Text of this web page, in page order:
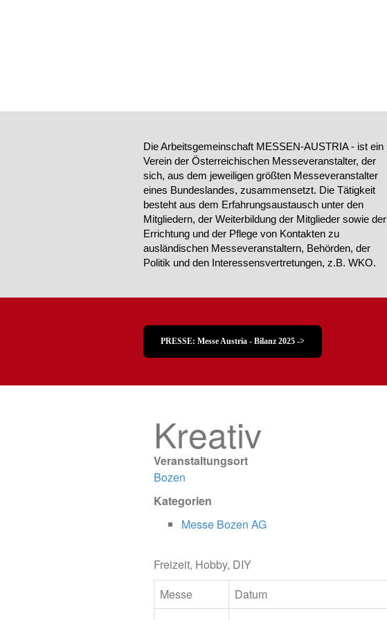
Die Arbeitsgemeinschaft MESSEN-AUSTRIA - ist ein
Verein der Österreichischen Messeveranstalter, der
sich, aus dem jeweiligen größten Messeveranstalter
eines Bundeslandes, zusammensetzt. Die Tätigkeit
besteht aus dem Erfahrungsaustausch unter den
Mitgliedern, der Weiterbildung der Mitglieder sowie der
Errichtung und der Pflege von Kontakten zu
ausländischen Messeveranstaltern, Behörden, der
Politik und den Interessensvertretungen, z.B. WKO.
PRESSE: Messe Austria - Bilanz 2025 ->
Kreativ
Veranstaltungsort
Bozen
Kategorien
Messe Bozen AG
Freizeit, Hobby, DIY
Messe
Datum